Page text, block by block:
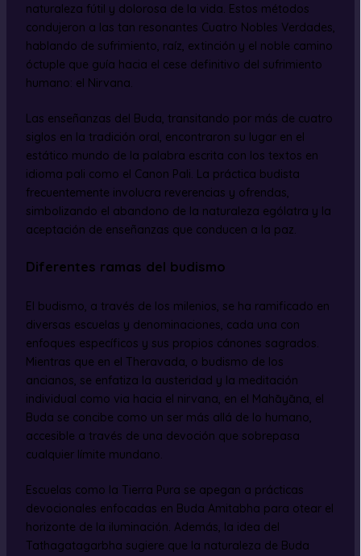
naturaleza fútil y dolorosa de la vida. Estos métodos
condujeron a las tan resonantes Cuatro Nobles Verdades,
hablando de sufrimiento, raíz, extinción y el noble camino
óctuple que guía hacia el cese definitivo del sufrimiento
humano: el Nirvana.
Las enseñanzas del Buda, transitando por más de cuatro
siglos en la tradición oral, encontraron su lugar en el
estático mundo de la palabra escrita con los textos en
idioma pali como el Canon Pali. La práctica budista
frecuentemente involucra reverencias y ofrendas,
simbolizando el abandono de la naturaleza ególatra y la
aceptación de enseñanzas que conducen a la paz.
Diferentes ramas del budismo
El budismo, a través de los milenios, se ha ramificado en
diversas escuelas y denominaciones, cada una con
enfoques específicos y sus propios cánones sagrados.
Mientras que en el Theravada, o budismo de los
ancianos, se enfatiza la austeridad y la meditación
individual como via hacia el nirvana, en el Mahāyāna, el
Buda se concibe como un ser más allá de lo humano,
accesible a través de una devoción que sobrepasa
cualquier límite mundano.
Escuelas como la Tierra Pura se apegan a prácticas
devocionales enfocadas en Buda Amitabha para otear el
horizonte de la iluminación. Además, la idea del
Tathagatagarbha sugiere que la naturaleza de Buda